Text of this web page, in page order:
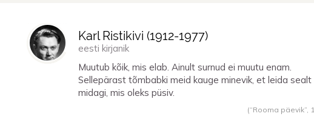
Karl Ristikivi (1912-1977)
eesti kirjanik
Muutub kõik, mis elab. Ainult surnud ei muutu enam.
Sellepärast tõmbabki meid kauge minevik, et leida sealt
midagi, mis oleks püsiv.
(“Rooma päevik”,